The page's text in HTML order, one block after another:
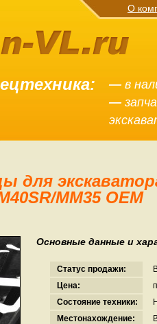
О
— в
—
MM35 OEM
Основные данные и
Статус продажи:
Цена:
Состояние техники:
Местонахождение: